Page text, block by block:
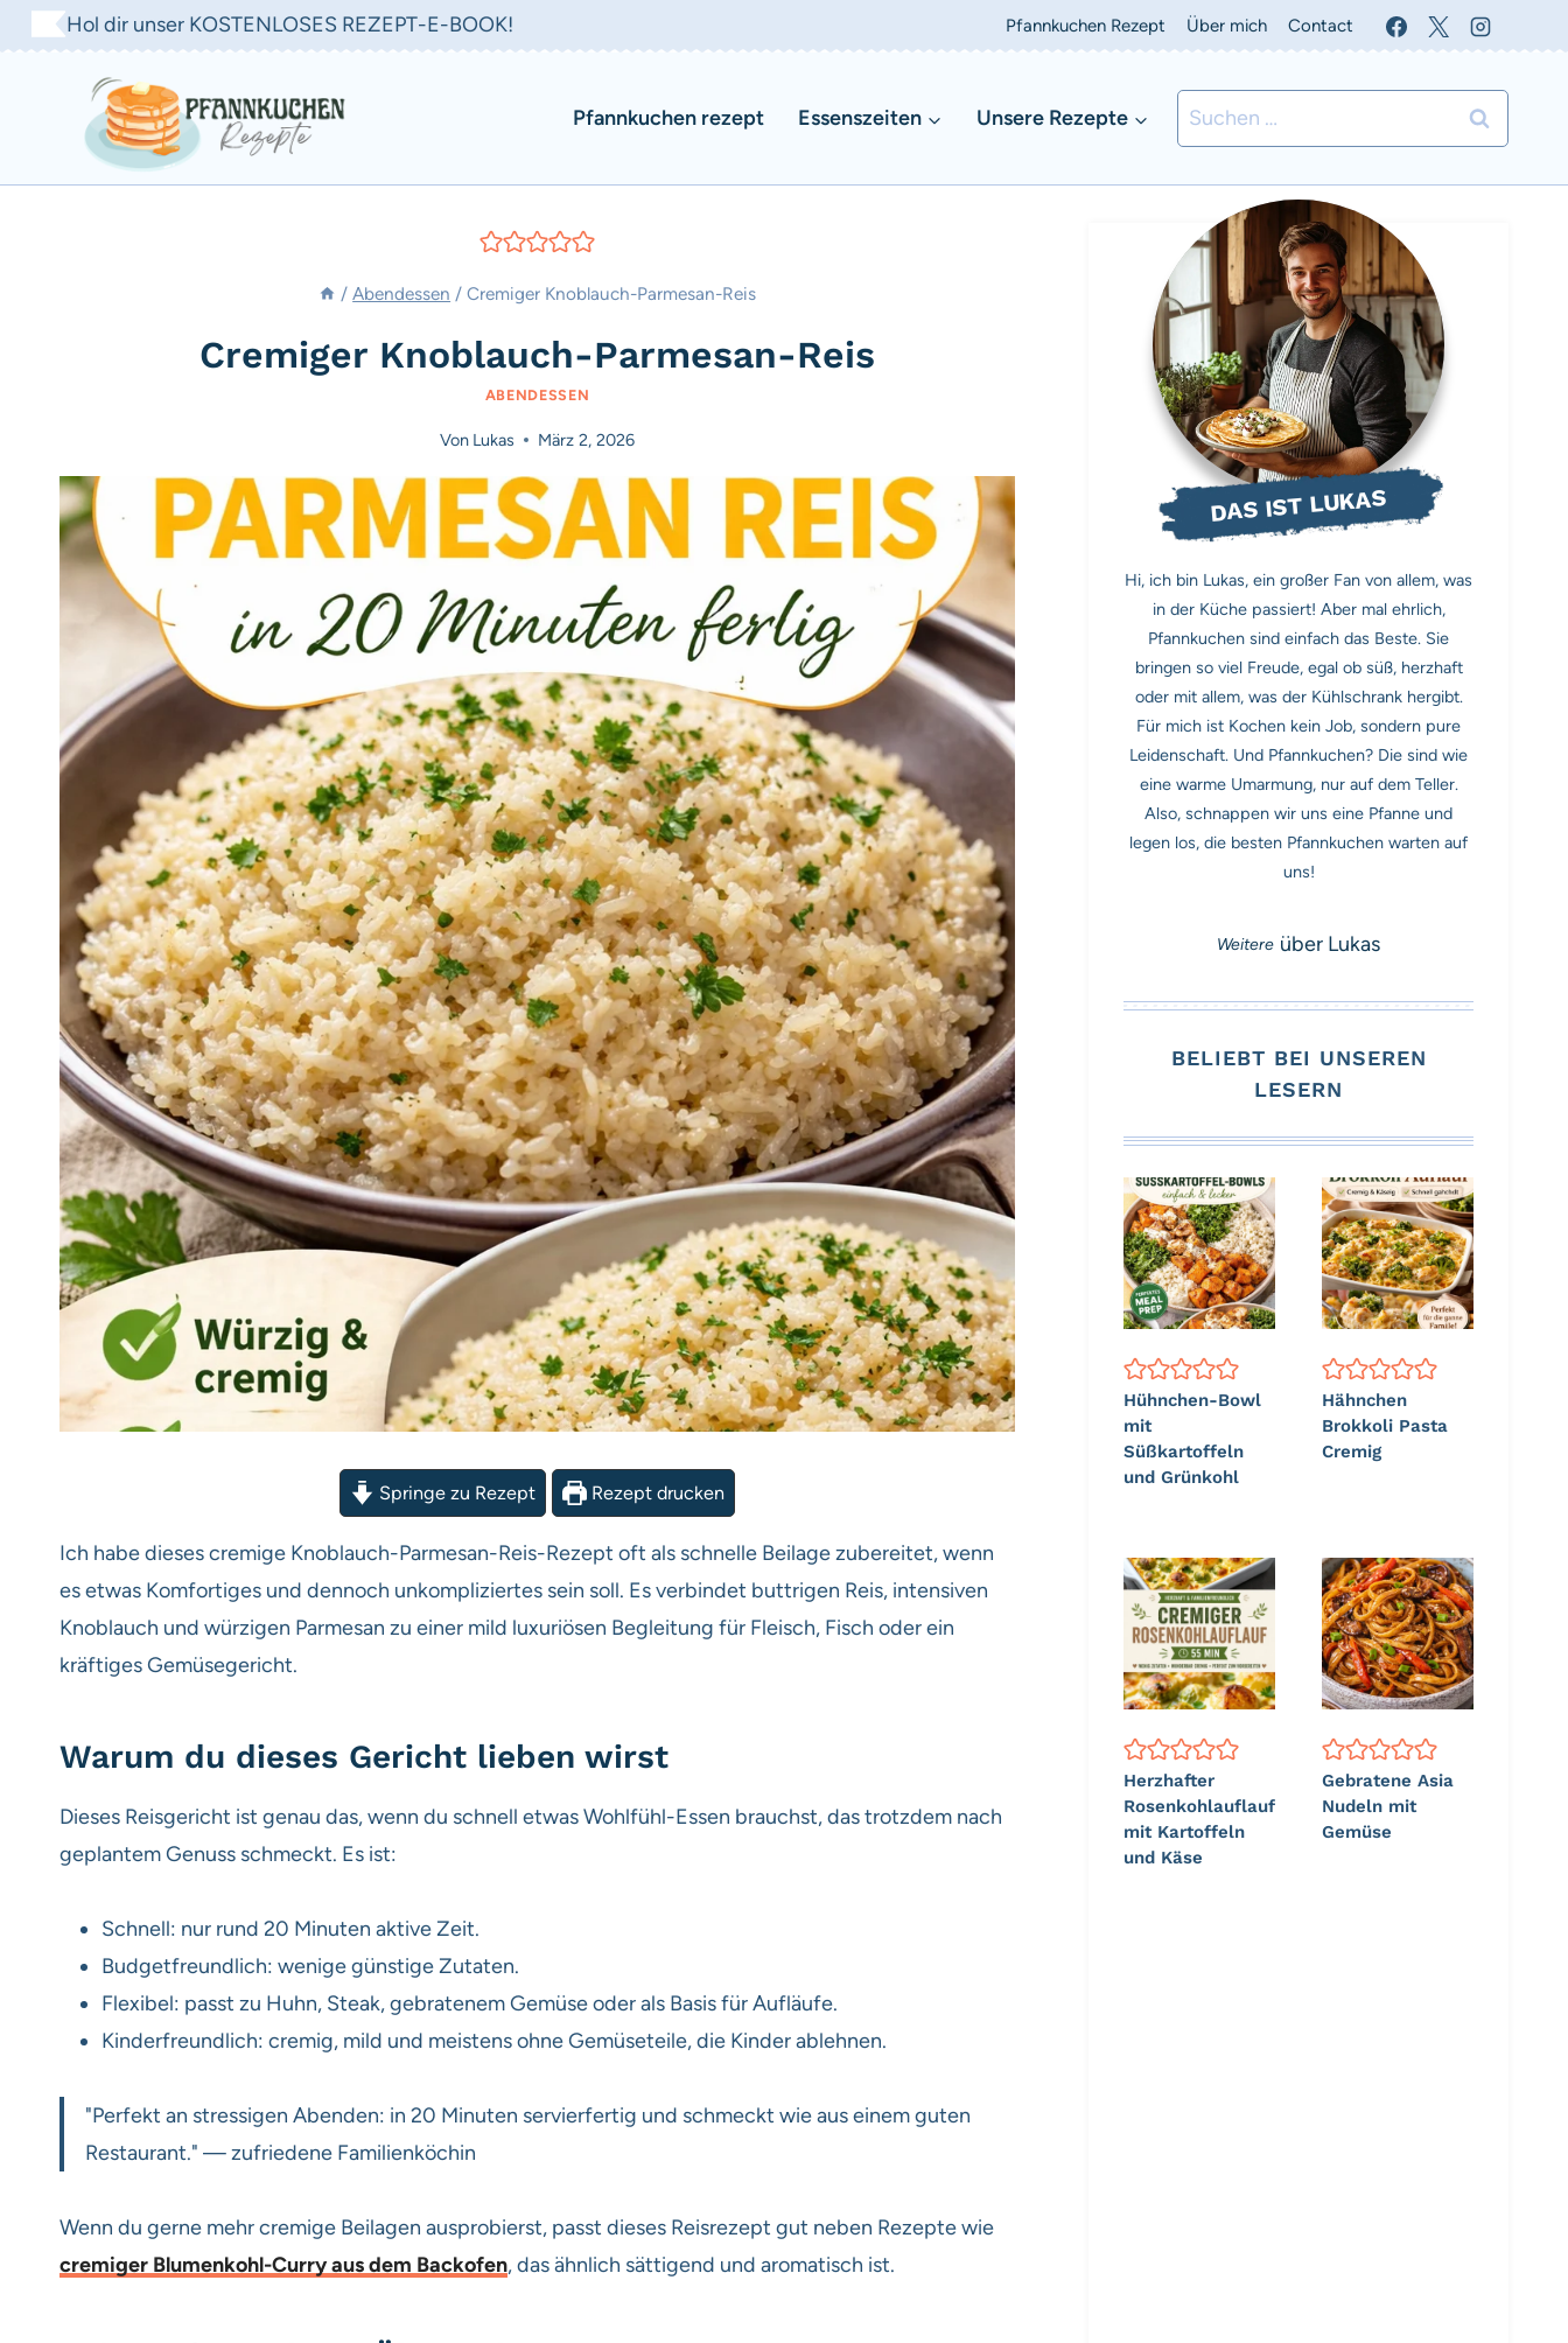
Zum
Inhalt
Hol dir unser KOSTENLOSES REZEPT-E-BOOK! Pfannkuchen Rezept Über mich Contact
Pfannkuchen rezept Essenszeiten Unsere Rezepte
Suchen
nach:
/ Abendessen / Cremiger Knoblauch-Parmesan-Reis
Cremiger Knoblauch-Parmesan-Reis
ABENDESSEN
Von Lukas März 2, 2026
Springe zu Rezept Rezept drucken
Ich habe dieses cremige Knoblauch-Parmesan-Reis-Rezept oft als schnelle Beilage zubereitet, wenn
es etwas Komfortiges und dennoch unkompliziertes sein soll. Es verbindet buttrigen Reis, intensiven
Knoblauch und würzigen Parmesan zu einer mild luxuriösen Begleitung für Fleisch, Fisch oder ein
kräftiges Gemüsegericht.
Warum du dieses Gericht lieben wirst
Dieses Reisgericht ist genau das, wenn du schnell etwas Wohlfühl-Essen brauchst, das trotzdem nach
geplantem Genuss schmeckt. Es ist:
Schnell: nur rund 20 Minuten aktive Zeit.
Budgetfreundlich: wenige günstige Zutaten.
Flexibel: passt zu Huhn, Steak, gebratenem Gemüse oder als Basis für Aufläufe.
Kinderfreundlich: cremig, mild und meistens ohne Gemüseteile, die Kinder ablehnen.
"Perfekt an stressigen Abenden: in 20 Minuten servierfertig und schmeckt wie aus einem guten
Restaurant." — zufriedene Familienköchin
Wenn du gerne mehr cremige Beilagen ausprobierst, passt dieses Reisrezept gut neben Rezepte wie
cremiger Blumenkohl-Curry aus dem Backofen, das ähnlich sättigend und aromatisch ist.
DAS IST LUKAS
Hi, ich bin Lukas, ein großer Fan von allem, was
in der Küche passiert! Aber mal ehrlich,
Pfannkuchen sind einfach das Beste. Sie
bringen so viel Freude, egal ob süß, herzhaft
oder mit allem, was der Kühlschrank hergibt.
Für mich ist Kochen kein Job, sondern pure
Leidenschaft. Und Pfannkuchen? Die sind wie
eine warme Umarmung, nur auf dem Teller.
Also, schnappen wir uns eine Pfanne und
legen los, die besten Pfannkuchen warten auf
uns!
über Lukas
BELIEBT BEI UNSEREN
LESERN
Hühnchen-Bowl
mit
Süßkartoffeln
und Grünkohl
Hähnchen
Brokkoli Pasta
Cremig
Herzhafter
Rosenkohlauflauf
mit Kartoffeln
und Käse
Gebratene Asia
Nudeln mit
Gemüse